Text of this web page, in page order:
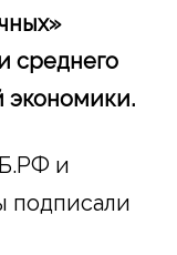
среднего
экономики.
и
подписали